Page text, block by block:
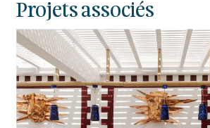
Projets associés